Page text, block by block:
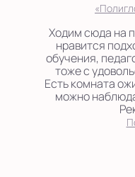
Ходим сюда на
нравится
обучения,
тоже с
Есть комната
можно